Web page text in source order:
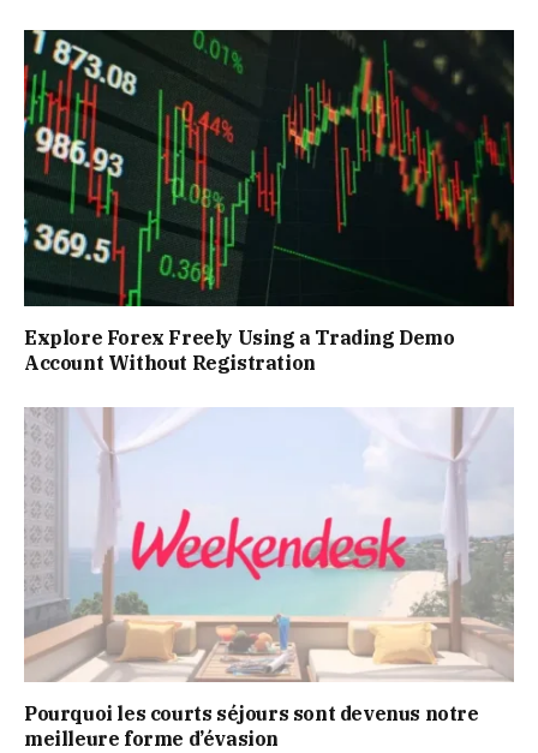
Explore Forex Freely Using a Trading Demo
Account Without Registration
Pourquoi les courts séjours sont devenus notre
meilleure forme d’évasion